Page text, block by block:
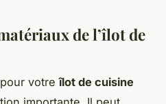
de l’îlot de
votreîlot de cuisine